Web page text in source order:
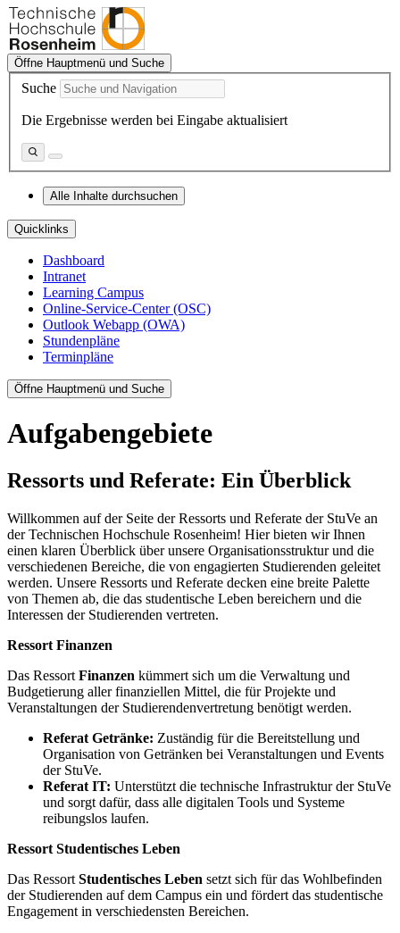
Öffne Hauptmenü und Suche
Suche
Die Ergebnisse werden bei Eingabe aktualisiert
Alle Inhalte durchsuchen
Quicklinks
Dashboard
Intranet
Learning Campus
Online-Service-Center (OSC)
Outlook Webapp (OWA)
Stundenpläne
Terminpläne
Öffne Hauptmenü und Suche
Aufgabengebiete
Ressorts und Referate: Ein Überblick
Willkommen auf der Seite der Ressorts und Referate der StuVe an
der Technischen Hochschule Rosenheim! Hier bieten wir Ihnen
einen klaren Überblick über unsere Organisationsstruktur und die
verschiedenen Bereiche, die von engagierten Studierenden geleitet
werden. Unsere Ressorts und Referate decken eine breite Palette
von Themen ab, die das studentische Leben bereichern und die
Interessen der Studierenden vertreten.
Ressort Finanzen
Das Ressort Finanzen kümmert sich um die Verwaltung und
Budgetierung aller finanziellen Mittel, die für Projekte und
Veranstaltungen der Studierendenvertretung benötigt werden.
Referat Getränke: Zuständig für die Bereitstellung und
Organisation von Getränken bei Veranstaltungen und Events
der StuVe.
Referat IT: Unterstützt die technische Infrastruktur der StuVe
und sorgt dafür, dass alle digitalen Tools und Systeme
reibungslos laufen.
Ressort Studentisches Leben
Das Ressort Studentisches Leben setzt sich für das Wohlbefinden
der Studierenden auf dem Campus ein und fördert das studentische
Engagement in verschiedensten Bereichen.